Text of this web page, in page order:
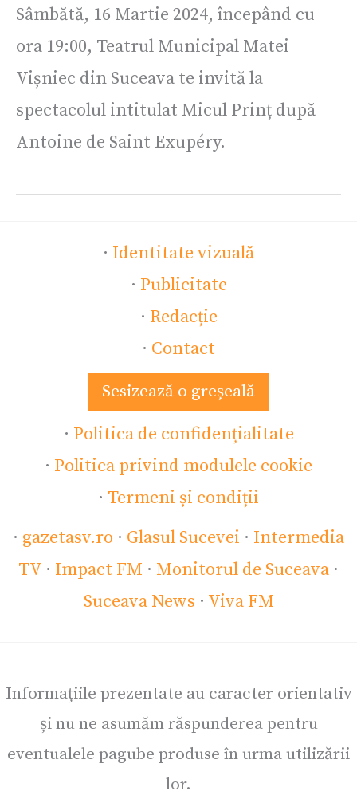
Sâmbătă, 16 Martie 2024, începând cu
ora 19:00, Teatrul Municipal Matei
Vișniec din Suceava te invită la
spectacolul intitulat Micul Prinț după
Antoine de Saint Exupéry.
· Identitate vizuală
· Publicitate
· Redacție
· Contact
Sesizează o greșeală
· Politica de confidențialitate
· Politica privind modulele cookie
· Termeni și condiții
· gazetasv.ro · Glasul Sucevei · Intermedia
TV · Impact FM · Monitorul de Suceava ·
Suceava News · Viva FM
Informațiile prezentate au caracter orientativ
și nu ne asumăm răspunderea pentru
eventualele pagube produse în urma utilizării
lor.